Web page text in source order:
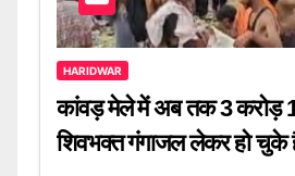
HARIDWAR
कांवड़ मेले में अब तक 3 करोड़
शिवभक्त गंगाजल लेकर हो चुके